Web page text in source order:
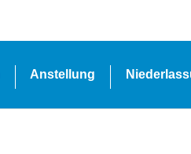
Anstellung